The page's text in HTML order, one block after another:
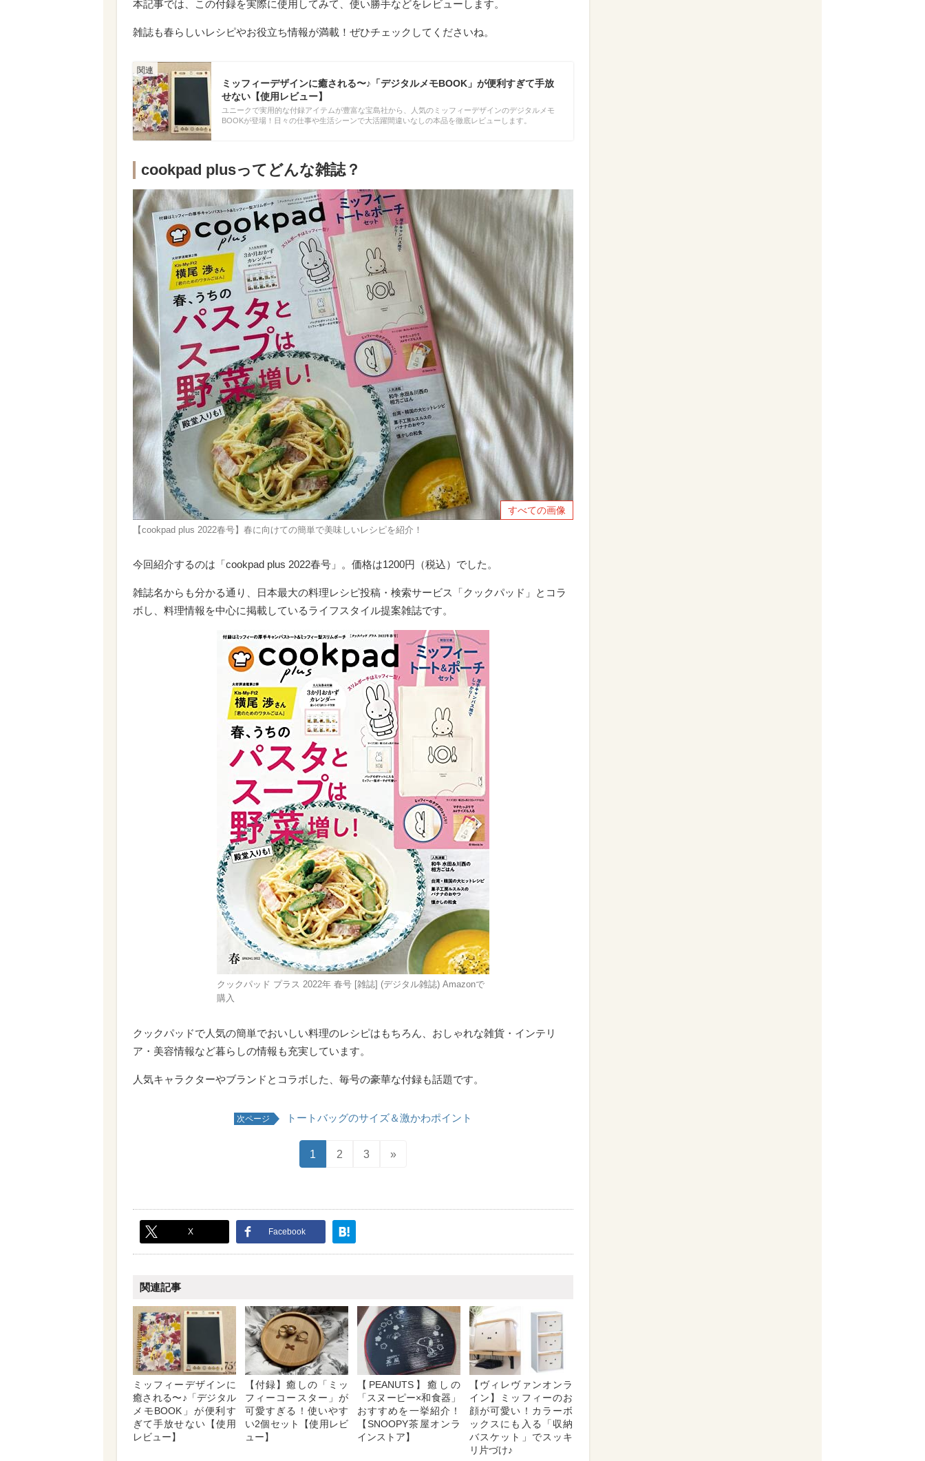
本記事では、この付録を実際に使用してみて、使い勝手などをレビューします。
雑誌も春らしいレシピやお役立ち情報が満載！ぜひチェックしてくださいね。
ミッフィーデザインに癒される〜♪「デジタルメモBOOK」が便利すぎて手放
せない【使用レビュー】
ユニークで実用的な付録アイテムが豊富な宝島社から、人気のミッフィーデザインのデジタルメモ
BOOKが登場！日々の仕事や生活シーンで大活躍間違いなしの本品を徹底レビューします。
cookpad plusってどんな雑誌？
すべての画像
【cookpad plus 2022春号】春に向けての簡単で美味しいレシピを紹介！
今回紹介するのは「cookpad plus 2022春号」。価格は1200円（税込）でした。
雑誌名からも分かる通り、日本最大の料理レシピ投稿・検索サービス「クックパッド」とコラ
ボし、料理情報を中心に掲載しているライフスタイル提案雑誌です。
クックパッド プラス 2022年 春号 [雑誌] (デジタル雑誌) Amazonで
購入
クックパッドで人気の簡単でおいしい料理のレシピはもちろん、おしゃれな雑貨・インテリ
ア・美容情報など暮らしの情報も充実しています。
人気キャラクターやブランドとコラボした、毎号の豪華な付録も話題です。
次ページ トートバッグのサイズ＆激かわポイント
1 2 3 »
X Facebook
関連記事
ミッフィーデザインに
癒される〜♪「デジタル
メモBOOK」が便利す
ぎて手放せない【使用
レビュー】
【付録】癒しの「ミッ
フィーコースター」が
可愛すぎる！使いやす
い2個セット【使用レビ
ュー】
【PEANUTS】癒しの
「スヌーピー×和食器」
おすすめを一挙紹介！
【SNOOPY茶屋オンラ
インストア】
【ヴィレヴァンオンラ
イン】ミッフィーのお
顔が可愛い！カラーボ
ックスにも入る「収納
バスケット」でスッキ
リ片づけ♪